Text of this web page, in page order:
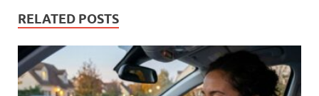
RELATED POSTS